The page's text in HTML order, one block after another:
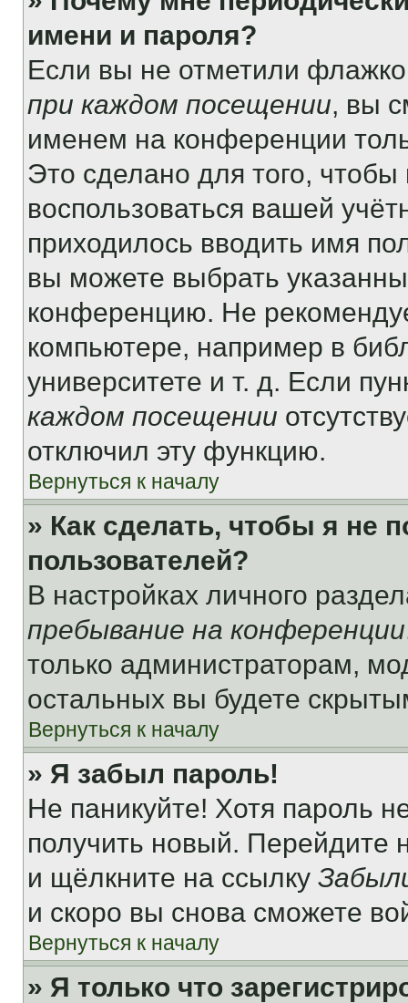
имени и пароля?
Если вы не отметили
при каждом посещении, вы
именем на конференции
Это сделано для того, чтобы
воспользоваться вашей
приходилось вводить имя
вы можете выбрать
конференцию. Не
компьютере, например в
университете и т. д. Если
каждом посещении
отключил эту функцию.
Вернуться к началу
» Как сделать, чтобы я не
пользователей?
В настройках личного
пребывание на конференции
только администраторам,
остальных вы будете
Вернуться к началу
» Я забыл пароль!
Не паникуйте! Хотя пароль
получить новый. Перейдите
и щёлкните на ссылку
и скоро вы снова сможете
Вернуться к началу
» Я только что